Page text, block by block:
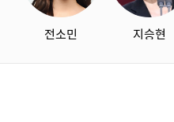
전소민 지승현